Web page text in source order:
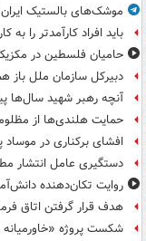
موشک‌های بالستیک
باید افراد کارآمدتر را به
حامیان فلسطین در
دبیرکل سازمان ملل باز
آنچه رهبر شهید سال‌ها
حمایت هلندی‌ها از
افشای برکناری در
دستگیری عامل انتشار
روایت تکان‌دهنده
هدف قرار گرفتن اتاق‌
شکست پروژه «خاورمیانه